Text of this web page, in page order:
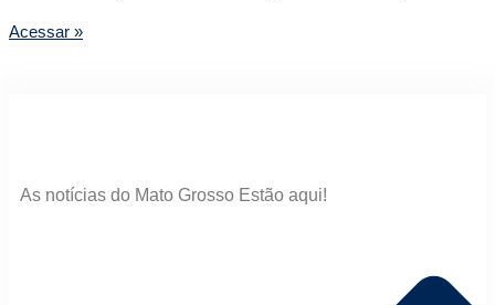
Acessar »
As notícias do Mato Grosso Estão aqui!